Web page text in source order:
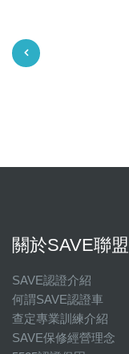
關於SAVE聯盟
SAVE認證介紹
何謂SAVE認證車
查定專業訓練介紹
SAVE保修經營理念